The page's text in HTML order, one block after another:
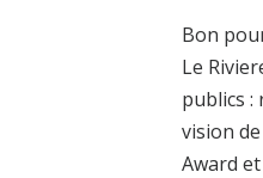
Bon
Le
publics
vision
Award